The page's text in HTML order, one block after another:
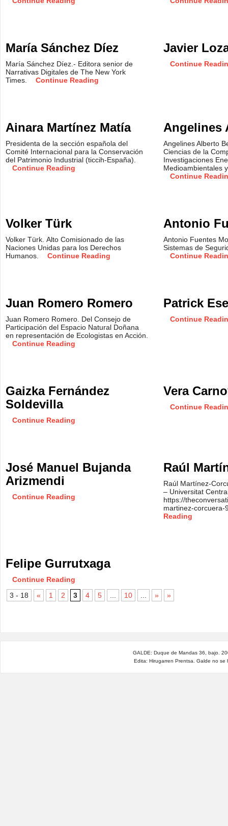
María Sánchez Díez
María Sánchez Díez.- Editora senior de
Narrativas Digitales de The New York
Times.
Continue Reading
Javier
Continue
Ainara Martínez Matía
Presidenta de la sección española del
Comité Internacional para la Conservación
del Patrimonio Industrial (ticcih-España).
Continue Reading
Angelines
Angelines Alberto
Ciencias de la
Investigaciones
Medioambientales
Continue
Volker Türk
Volker Türk. Alto Comisionado de las
Naciones Unidas para los Derechos
Humanos.
Continue Reading
Antonio
Antonio Fuentes
Sistemas de
Continue
Juan Romero Romero
Juan Romero Romero. Del Consejo de
Participación del Espacio Natural Doñana
en representación de Ecologistas en Acción.
Continue Reading
Patrick
Continue
Gaizka Fernández
Soldevilla
Continue Reading
Vera
Continue
José Manuel Bujanda
Arizmendi
Continue Reading
Raúl
Raúl Martínez-
– Universitat
https://
martinez-
Reading
Felipe Gurrutxaga
Continue Reading
3 - 18
« 1 2 3 4 5 10 » »
GALDE: Duque de Mandas 36, bajo.
Edita: Hirugarren Prentsa. Galde no